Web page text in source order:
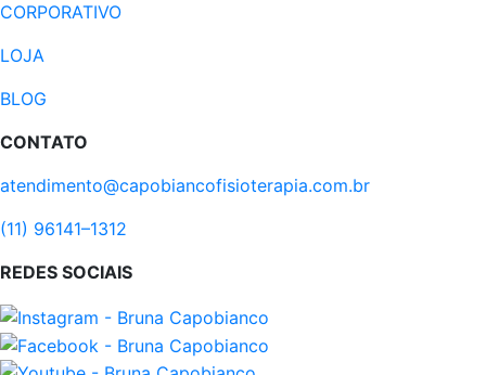
CORPORATIVO
LOJA
BLOG
CONTATO
atendimento@capobiancofisioterapia.com.br
(11) 96141–1312
REDES SOCIAIS